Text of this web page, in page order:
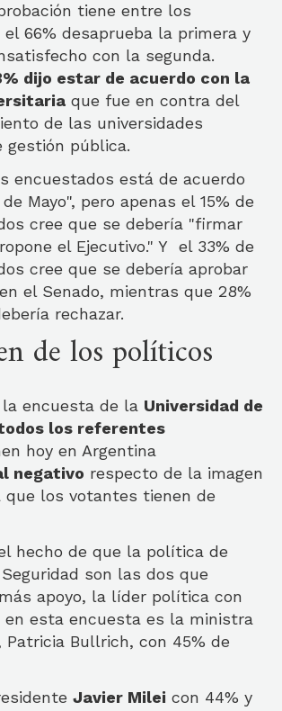
tiene entre los
66% desaprueba la primera y
con la segunda.
dijo estar de acuerdo con la
que fue en contra del
de las universidades
gestión pública.
encuestados está de acuerdo
Mayo", pero apenas el 15% de
cree que se debería "firmar
el Ejecutivo." Y el 33% de
cree que se debería aprobar
el Senado, mientras que 28%
rechazar.
de los políticos
la encuesta de la Universidad de
los referentes
hoy en Argentina
negativo respecto de la imagen
que los votantes tienen de
hecho de que la política de
son las dos que
apoyo, la líder política con
en esta encuesta es la ministra
Patricia Bullrich, con 45% de
Javier Milei con 44% y